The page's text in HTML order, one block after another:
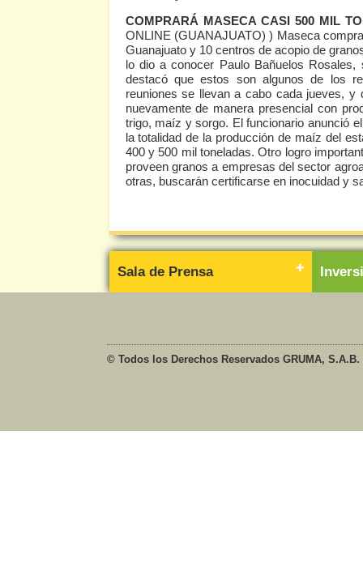
COMPRARÁ MASECA CASI 500 MIL
ONLINE (GUANAJUATO) ) Maseca
Guanajuato y 10 centros de acopio de
lo dio a conocer Paulo Bañuelos
destacó que estos son algunos de los
reuniones se llevan a cabo cada jueves,
nuevamente de manera presencial con
trigo, maíz y sorgo. El funcionario anunció
la totalidad de la producción de maíz del
400 y 500 mil toneladas. Otro logro
proveen granos a empresas del sector
otras, buscarán certificarse en inocuidad y
Sala de Prensa
© Todos los Derechos Reservados GRUMA, S.A.B.